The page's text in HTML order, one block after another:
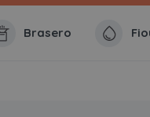
Brasero